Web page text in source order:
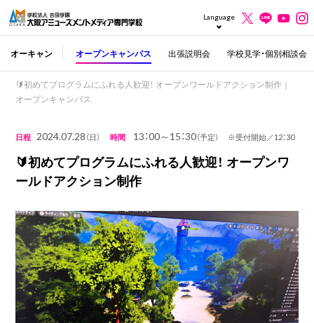
Language
オーキャン オープンキャンパス 出張説明会 学校見学・個別相談会
🔰初めてプログラムにふれる人歓迎！ オープンワールドアクション制作｜
オープンキャンパス
日程 2024.07.28（日） 時間 13：00～15：30（予定） ※受付開始／12：30
🔰初めてプログラムにふれる人歓迎！ オープンワ
ールドアクション制作